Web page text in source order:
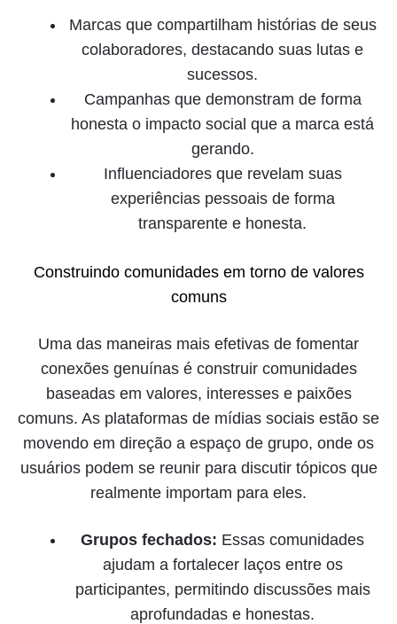
Marcas que compartilham histórias de seus
colaboradores, destacando suas lutas e
sucessos.
Campanhas que demonstram de forma
honesta o impacto social que a marca está
gerando.
Influenciadores que revelam suas
experiências pessoais de forma
transparente e honesta.
Construindo comunidades em torno de valores
comuns
Uma das maneiras mais efetivas de fomentar
conexões genuínas é construir comunidades
baseadas em valores, interesses e paixões
comuns. As plataformas de mídias sociais estão se
movendo em direção a espaço de grupo, onde os
usuários podem se reunir para discutir tópicos que
realmente importam para eles.
Grupos fechados: Essas comunidades
ajudam a fortalecer laços entre os
participantes, permitindo discussões mais
aprofundadas e honestas.